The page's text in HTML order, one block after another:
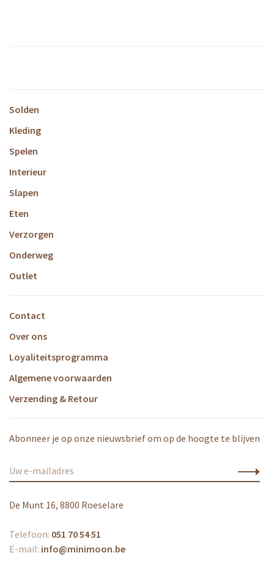
Solden
Kleding
Spelen
Interieur
Slapen
Eten
Verzorgen
Onderweg
Outlet
Contact
Over ons
Loyaliteitsprogramma
Algemene voorwaarden
Verzending & Retour
Abonneer je op onze nieuwsbrief om op de hoogte te blijven
De Munt 16, 8800 Roeselare
Telefoon: 051 70 54 51
E-mail: info@minimoon.be